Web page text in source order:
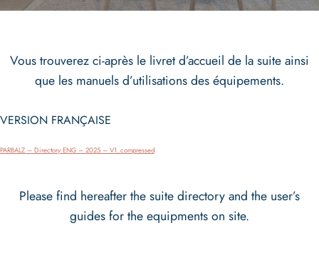
Vous trouverez ci-après le livret d’accueil de la suite ainsi
que les manuels d’utilisations des équipements.
VERSION FRANÇAISE
PARBALZ – Directory ENG – 2025 – V1_compressed
Please find hereafter the suite directory and the user’s
guides for the equipments on site.